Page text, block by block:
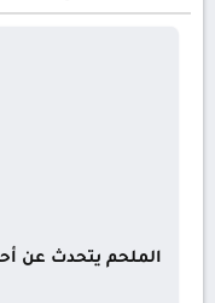
الملحم يتحدث عن